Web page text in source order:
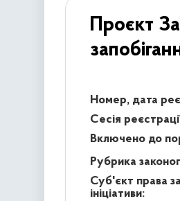
Проєкт
Номер, дата
Сесія
Включено до
Рубрика
Суб'єкт права
ініціативи: